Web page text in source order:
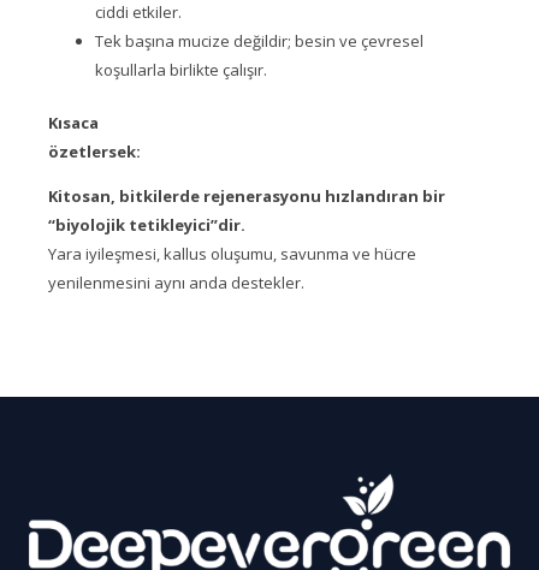
ciddi etkiler.
Tek başına mucize değildir; besin ve çevresel
koşullarla birlikte çalışır.
Kısaca
özetlersek:
Kitosan, bitkilerde rejenerasyonu hızlandıran bir
“biyolojik tetikleyici”dir.
Yara iyileşmesi, kallus oluşumu, savunma ve hücre
yenilenmesini aynı anda destekler.